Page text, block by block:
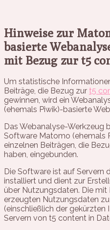
Hinweise zur
basierte
mit Bezug zur t5
Um statistische
Beiträge, die Bezug zur t5
gewinnen, wird ein
(ehemals Piwik)-basierte
Das Webanalyse-Werkzeug
Software Matomo (ehemals
einzelnen Beiträgen, die
haben, eingebunden.
Die Software ist auf Servern
installiert und dient zur
über Nutzungsdaten. Die
erzeugten Nutzungsdaten
(einschließlich der gekürzten
Servern von t5 content in